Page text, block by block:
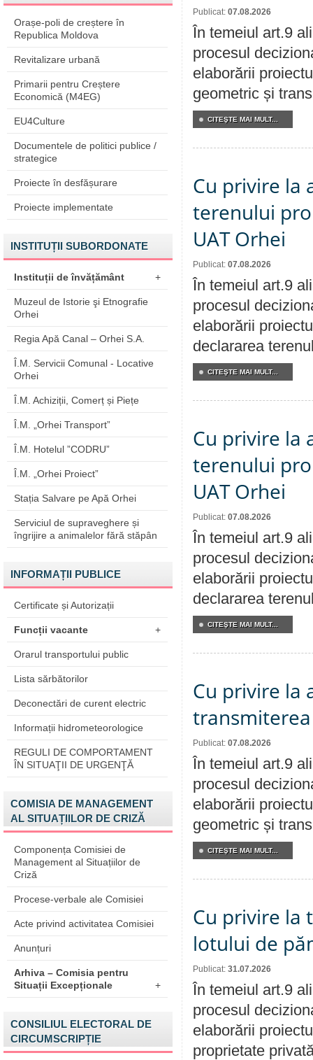
Orașe-poli de creștere în
Republica Moldova
Revitalizare urbană
Primarii pentru Creștere
Economică (M4EG)
EU4Culture
Documentele de politici publice /
strategice
Proiecte în desfășurare
Proiecte implementate
INSTITUȚII SUBORDONATE
Instituții de învățământ +
Muzeul de Istorie şi Etnografie
Orhei
Regia Apă Canal – Orhei S.A.
Î.M. Servicii Comunal - Locative
Orhei
Î.M. Achiziții, Comerț și Piețe
Î.M. „Orhei Transport”
Î.M. Hotelul ”CODRU”
Î.M. „Orhei Proiect”
Stația Salvare pe Apă Orhei
Serviciul de supraveghere și
îngrijire a animalelor fără stăpân
INFORMAȚII PUBLICE
Certificate și Autorizații
Funcții vacante +
Orarul transportului public
Lista sărbătorilor
Deconectări de curent electric
Informații hidrometeorologice
REGULI DE COMPORTAMENT
ÎN SITUAŢII DE URGENŢĂ
COMISIA DE MANAGEMENT
AL SITUAȚIILOR DE CRIZĂ
Componența Comisiei de
Management al Situațiilor de
Criză
Procese-verbale ale Comisiei
Acte privind activitatea Comisiei
Anunțuri
Arhiva – Comisia pentru
Situații Excepționale
+
CONSILIUL ELECTORAL DE
CIRCUMSCRIPȚIE
Publicat: 07.08.2026
În temeiul art.9
procesul
elaborării
geometric și
CITEŞTE MAI MULT...
Cu privire la
terenului
UAT Orhei
Publicat: 07.08.2026
În temeiul art.9
procesul
elaborării
declararea
CITEŞTE MAI MULT...
Cu privire la
terenului
UAT Orhei
Publicat: 07.08.2026
În temeiul art.9
procesul
elaborării
declararea
CITEŞTE MAI MULT...
Cu privire la
Publicat: 07.08.2026
În temeiul art.9
procesul
elaborării
geometric și
CITEŞTE MAI MULT...
Cu privire la
lotului de
Publicat: 31.07.2026
În temeiul art.9
procesul
elaborării
proprietate